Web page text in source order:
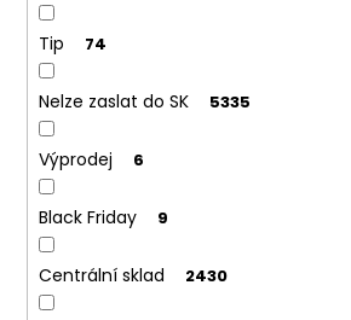
ůTip 74
Nelze zaslat do SK 5335
Výprodej 6
Black Friday 9
Centrální sklad 2430